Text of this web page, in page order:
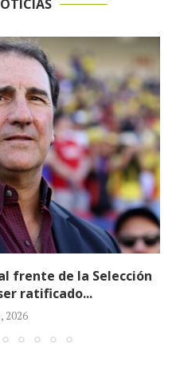
frente de la Selección
ratificado...
2026